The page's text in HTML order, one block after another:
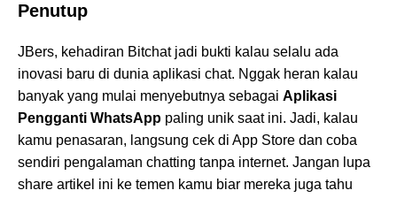
Penutup
JBers, kehadiran Bitchat jadi bukti kalau selalu ada
inovasi baru di dunia aplikasi chat. Nggak heran kalau
banyak yang mulai menyebutnya sebagai Aplikasi
Pengganti WhatsApp paling unik saat ini. Jadi, kalau
kamu penasaran, langsung cek di App Store dan coba
sendiri pengalaman chatting tanpa internet. Jangan lupa
share artikel ini ke temen kamu biar mereka juga tahu